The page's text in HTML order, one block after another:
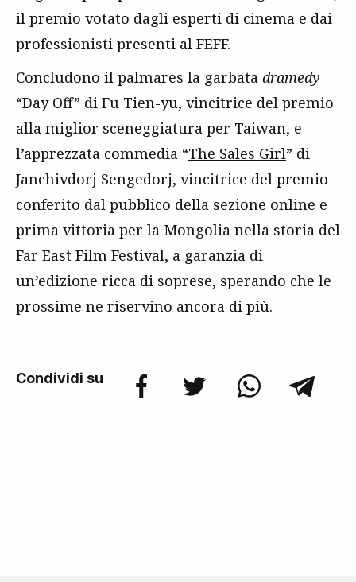
il premio votato dagli esperti di cinema e dai
professionisti presenti al FEFF.
Concludono il palmares la garbata dramedy
“Day Off” di Fu Tien-yu, vincitrice del premio
alla miglior sceneggiatura per Taiwan, e
l’apprezzata commedia “The Sales Girl” di
Janchivdorj Sengedorj, vincitrice del premio
conferito dal pubblico della sezione online e
prima vittoria per la Mongolia nella storia del
Far East Film Festival, a garanzia di
un’edizione ricca di soprese, sperando che le
prossime ne riservino ancora di più.
Condividi su